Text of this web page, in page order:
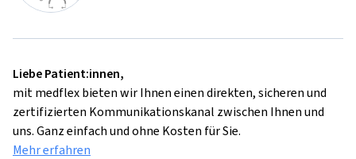
Liebe Patient:innen,
mit medflex bieten wir Ihnen einen direkten, sicheren und
zertifizierten Kommunikationskanal zwischen Ihnen und
uns. Ganz einfach und ohne Kosten für Sie.
Mehr erfahren